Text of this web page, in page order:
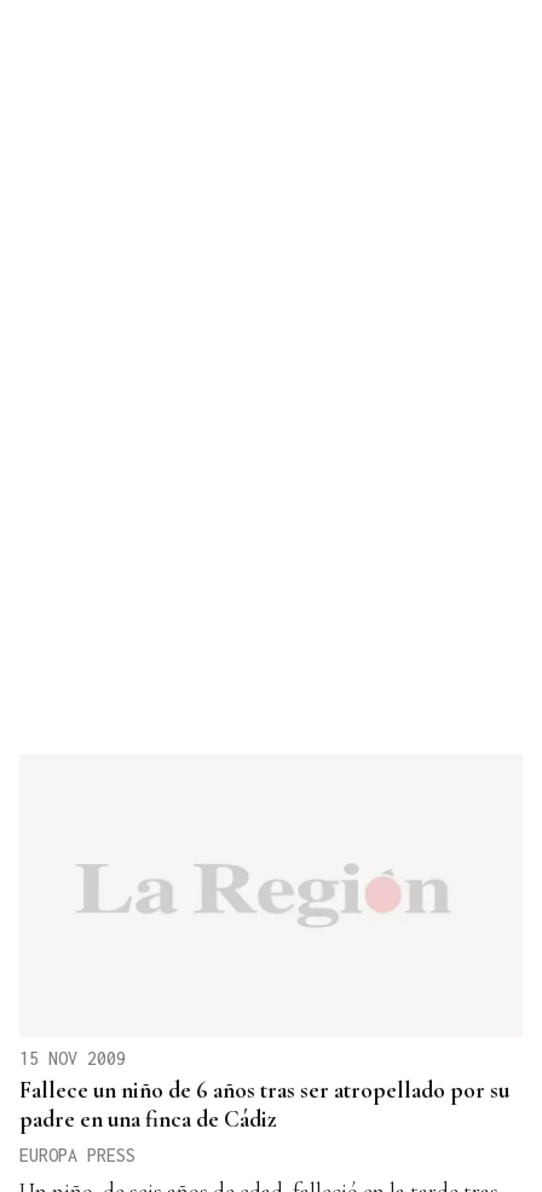
15 NOV 2009
Fallece un niño de 6 años tras ser atropellado por su
padre en una finca de Cádiz
EUROPA PRESS